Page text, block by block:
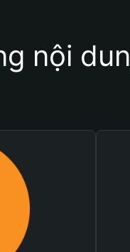
nội